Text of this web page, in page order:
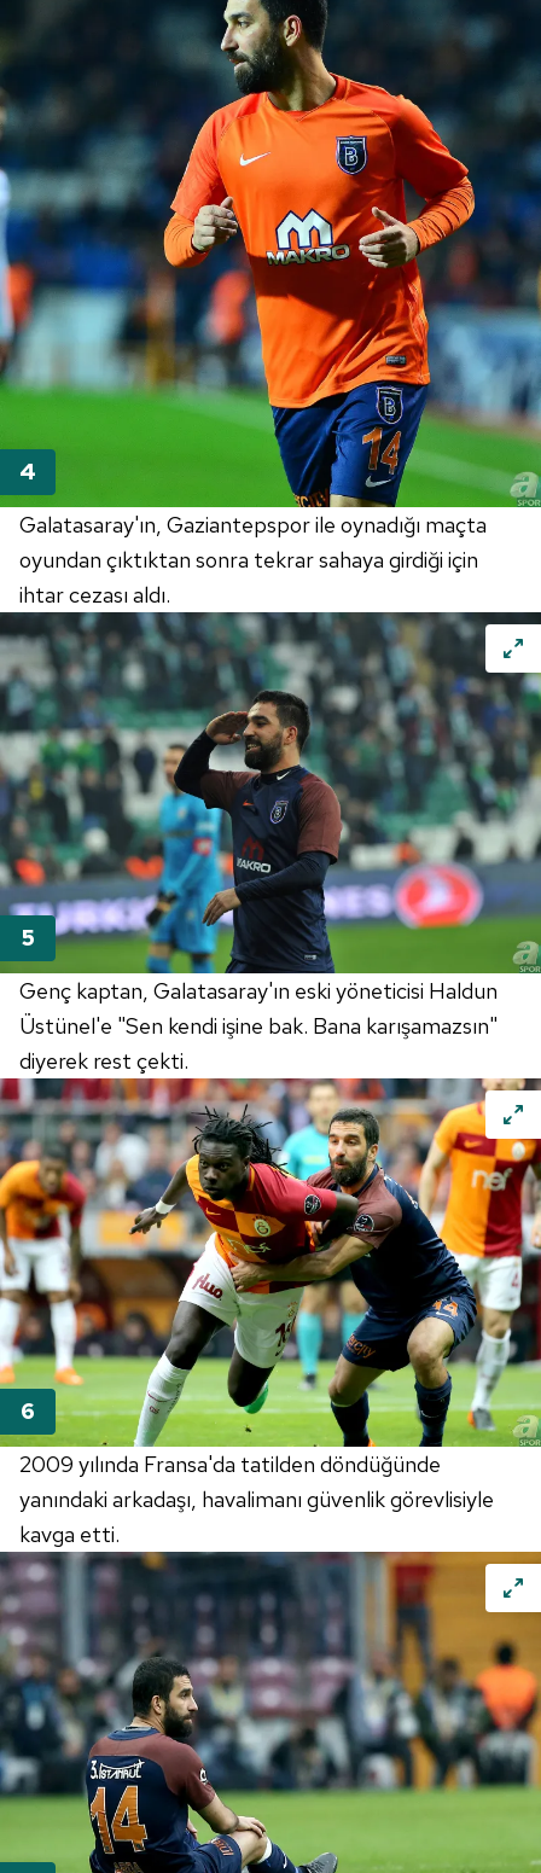
Galatasaray'ın, Gaziantepspor ile oynadığı maçta
oyundan çıktıktan sonra tekrar sahaya girdiği için
ihtar cezası aldı.
Genç kaptan, Galatasaray'ın eski yöneticisi Haldun
Üstünel'e "Sen kendi işine bak. Bana karışamazsın"
diyerek rest çekti.
2009 yılında Fransa'da tatilden döndüğünde
yanındaki arkadaşı, havalimanı güvenlik görevlisiyle
kavga etti.